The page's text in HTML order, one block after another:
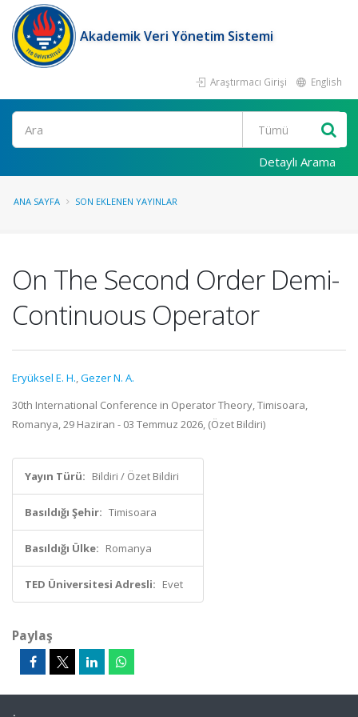
Akademik Veri Yönetim Sistemi
Araştırmacı Girişi English
Ara
Detaylı Arama
ANA SAYFA SON EKLENEN YAYINLAR
On The Second Order Demi-
Continuous Operator
Eryüksel E. H.,Gezer N. A.
30th International Conference in Operator Theory, Timisoara,
Romanya, 29 Haziran - 03 Temmuz 2026, (Özet Bildiri)
Yayın Türü: Bildiri / Özet Bildiri
Basıldığı Şehir: Timisoara
Basıldığı Ülke: Romanya
TED Üniversitesi Adresli: Evet
Paylaş